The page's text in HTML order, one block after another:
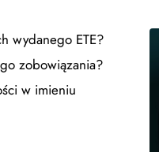
wydanego ETE?
zobowiązania?
w imieniu